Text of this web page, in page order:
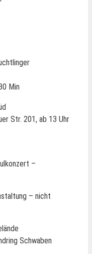
Min
Str. 201, ab 13 Uhr
–
– nicht
Schwaben